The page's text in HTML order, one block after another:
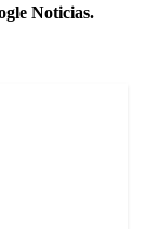
Noticias.